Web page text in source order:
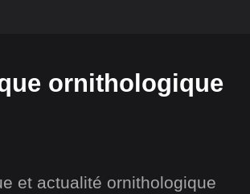
ornithologique
et actualité ornithologique